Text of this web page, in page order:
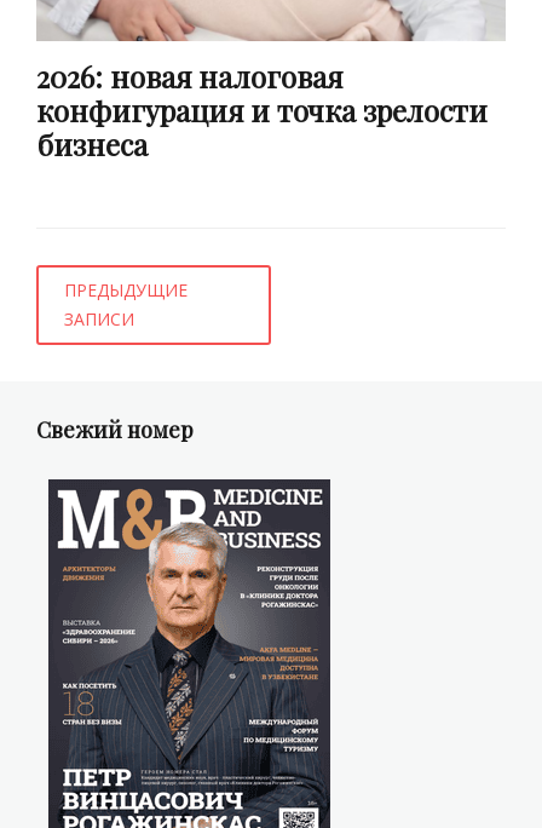
2026: новая налоговая
конфигурация и точка зрелости
бизнеса
Навигация
по
записям
ПРЕДЫДУЩИЕ
ЗАПИСИ
Свежий номер